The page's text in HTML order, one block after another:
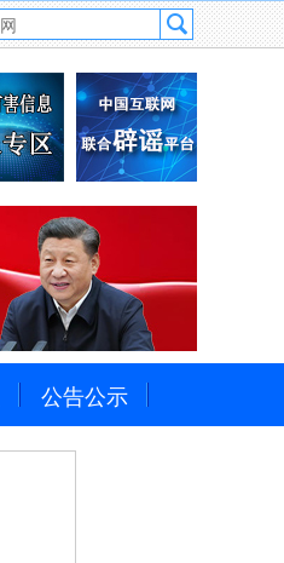
公告公示